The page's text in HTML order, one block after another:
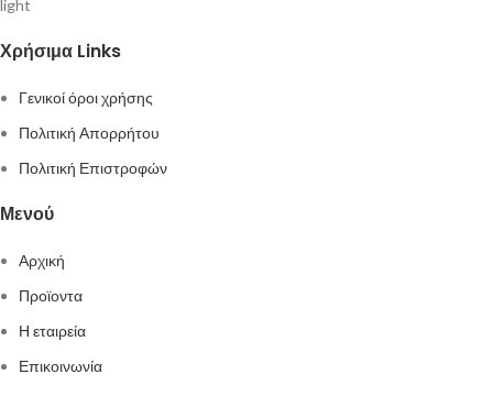
Χρήσιμα Links
Γενικοί όροι χρήσης
Πολιτική Απορρήτου
Πολιτική Επιστροφών
Μενού
Αρχική
Προϊοντα
Η εταιρεία
Επικοινωνία